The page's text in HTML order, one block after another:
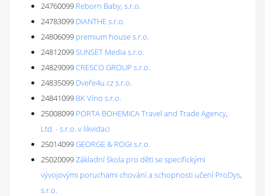
24760099 Reborn Baby, s.r.o.
24783099 DIANTHE s.r.o.
24806099 premium house s.r.o.
24812099SUNSET Media s.r.o.
24829099CRESCO GROUP s.r.o.
24835099 Dveře4u.cz s.r.o.
24841099 BK Víno s.r.o.
25008099 PORTA BOHEMICA Travel and Trade Agency,
Ltd. - s.r.o. v likvidaci
25014099GEORGE & ROGI s.r.o.
25020099Základní škola pro děti se specifickými
vývojovými poruchami chování a schopnosti učení ProDys,
s.r.o.